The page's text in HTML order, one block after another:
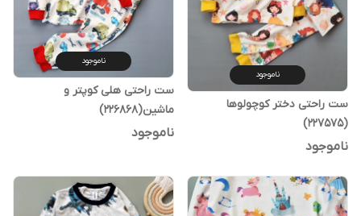
ناموجود
ست راحتی دختر کوچولوها
(227575)
ناموجود
ناموجود
ست راحتی هلی کوپتر و
ماشین(226868)
ناموجود